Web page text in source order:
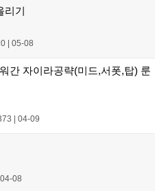
리기
05-08
간 자이라공략(미드,서폿,탑) 룬
| 04-09
04-08